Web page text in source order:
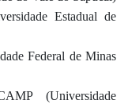
Estadual de
Federal de Minas
(Universidade